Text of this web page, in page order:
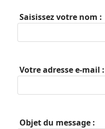
Saisissez votre nom :
Votre adresse e-mail :
Objet du message :